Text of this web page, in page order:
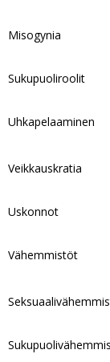
Misogynia
Sukupuoliroolit
Uhkapelaaminen
Veikkauskratia
Uskonnot
Vähemmistöt